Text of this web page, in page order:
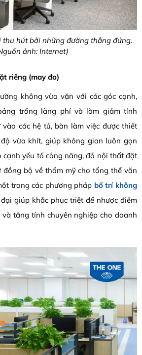
hút bởi những đường thẳng đứng.
ảnh: Internet)
riêng (may đo)
không vừa vặn với các góc cạnh,
trống lãng phí và làm giảm tính
vào các hệ tủ, bàn làm việc được thiết
vừa khít, giúp không gian luôn gọn
cạnh yếu tố công năng, đồ nội thất đặt
đồng bộ về thẩm mỹ cho tổng thể văn
trong các phương pháp bố trí không
giúp khắc phục triệt để nhược điểm
tăng tính chuyên nghiệp cho doanh